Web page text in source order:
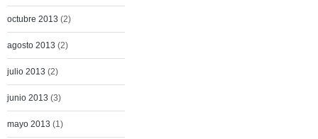
octubre 2013 (2)
agosto 2013 (2)
julio 2013 (2)
junio 2013 (3)
mayo 2013 (1)